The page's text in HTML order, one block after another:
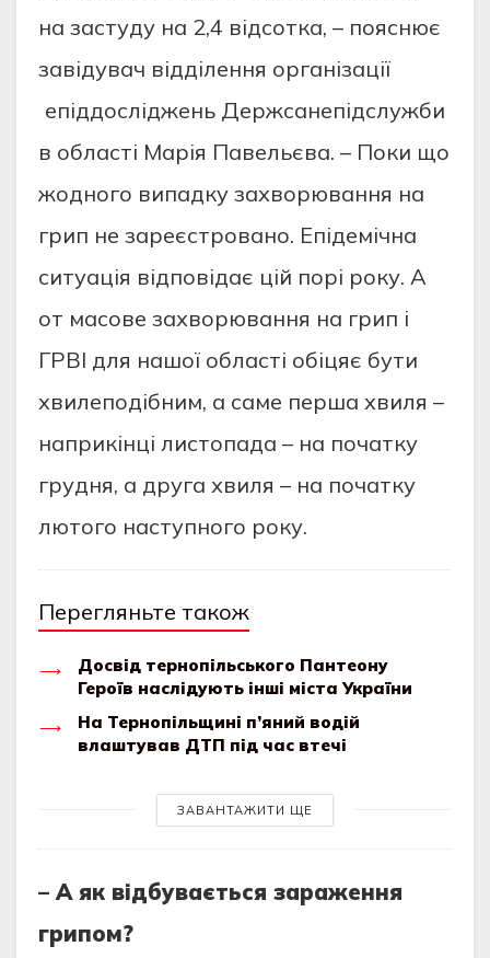
на застуду на 2,4 відсотка, – пояснює
завідувач відділення організації
епіддосліджень Держсанепідслужби
в області Марія Павельєва. – Поки що
жодного випадку захворювання на
грип не зареєстровано. Епідемічна
ситуація відповідає цій порі року. А
от масове захворювання на грип і
ГРВІ для нашої області обіцяє бути
хвилеподібним, а саме перша хвиля –
наприкінці листопада – на початку
грудня, а друга хвиля – на початку
лютого наступного року.
Перегляньте також
Досвід тернопільського Пантеону
Героїв наслідують інші міста України
На Тернопільщині п’яний водій
влаштував ДТП під час втечі
ЗАВАНТАЖИТИ ЩЕ
– А як відбувається зараження
грипом?